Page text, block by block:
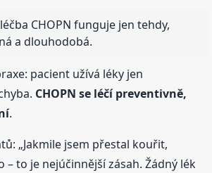
léčba CHOPN funguje jen tehdy,
a dlouhodobá.
pacient užívá léky jen
CHOPN se léčí preventivně,
.
„Jakmile jsem přestal kouřit,
– to je nejúčinnější zásah. Žádný lék